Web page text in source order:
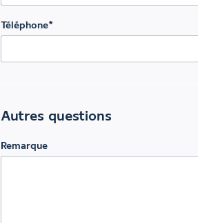
Téléphone*
Autres questions
Remarque